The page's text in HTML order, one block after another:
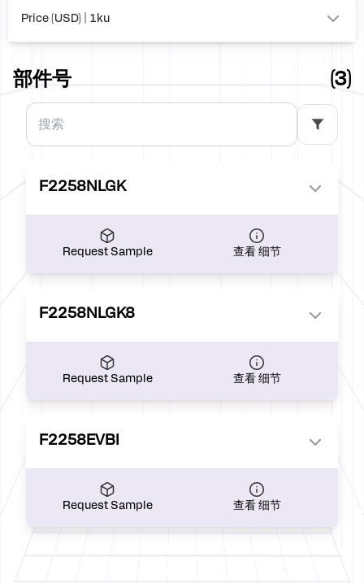
Price (USD) | 1ku
部件号 (3)
F2258NLGK
Request Sample 查看 细节
F2258NLGK8
Request Sample 查看 细节
F2258EVBI
Request Sample 查看 细节